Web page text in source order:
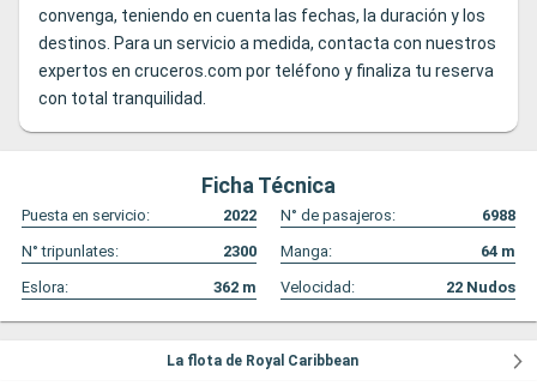
convenga, teniendo en cuenta las fechas, la duración y los
destinos. Para un servicio a medida, contacta con nuestros
expertos en cruceros.com por teléfono y finaliza tu reserva
con total tranquilidad.
Ficha Técnica
Puesta en servicio: 2022 N° de pasajeros:
6988
N° tripunlates:
2300 Manga: 64 m
Eslora:
362 m Velocidad: 22 Nudos
La flota de Royal Caribbean